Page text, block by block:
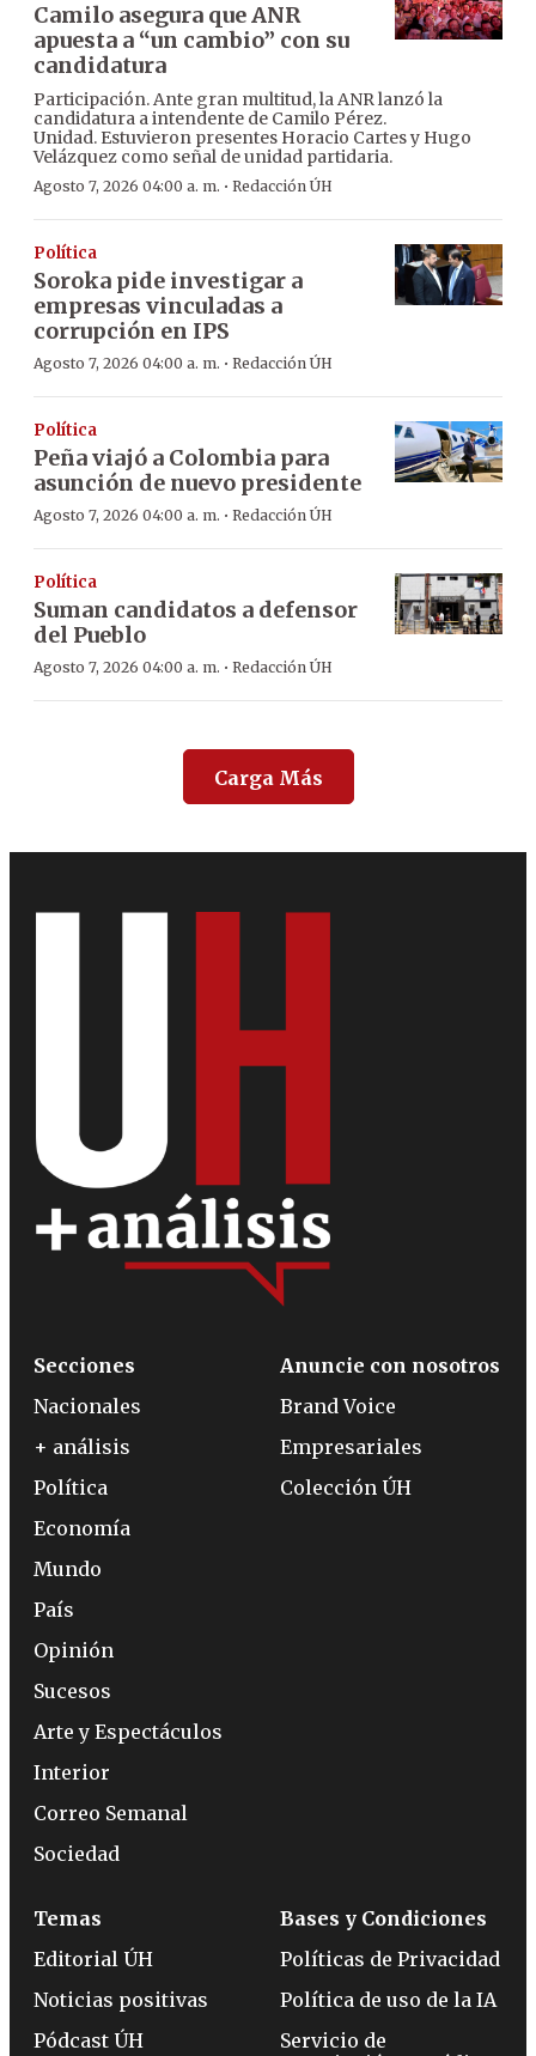
Camilo asegura que ANR
apuesta a “un cambio” con su
candidatura
Participación. Ante gran multitud, la ANR lanzó la
candidatura a intendente de Camilo Pérez.
Unidad. Estuvieron presentes Horacio Cartes y Hugo
Velázquez como señal de unidad partidaria.
Agosto 7, 2026 04:00 a. m. · Redacción ÚH
Política
Soroka pide investigar a
empresas vinculadas a
corrupción en IPS
Agosto 7, 2026 04:00 a. m. · Redacción ÚH
Política
Peña viajó a Colombia para
asunción de nuevo presidente
Agosto 7, 2026 04:00 a. m. · Redacción ÚH
Política
Suman candidatos a defensor
del Pueblo
Agosto 7, 2026 04:00 a. m. · Redacción ÚH
Carga Más
Secciones
Nacionales
+ análisis
Política
Economía
Mundo
País
Opinión
Sucesos
Arte y Espectáculos
Interior
Correo Semanal
Sociedad
Anuncie con nosotros
Brand Voice
Empresariales
Colección ÚH
Temas
Editorial ÚH
Noticias positivas
Pódcast ÚH
Bases y Condiciones
Políticas de Privacidad
Política de uso de la IA
Servicio de